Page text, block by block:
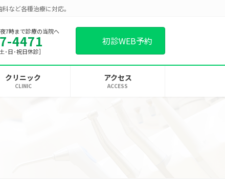
など各種治療に対応。
7時まで診療の当院へ
4471
･日･祝日休診］
初診WEB予約
クリニック
CLINIC
アクセス
ACCESS